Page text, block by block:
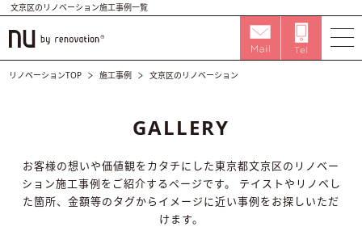
文京区のリノベーション施工事例一覧
リノベーションTOP 施工事例 文京区のリノベーション
GALLERY
お客様の想いや価値観をカタチにした東京都文京区のリノベー
ション施工事例をご紹介するページです。
テイストやリノベし
た箇所、金額等のタグからイメージに近い事例をお探しいただ
けます。